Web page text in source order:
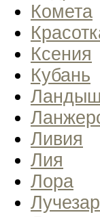
Комета
Ксения
Кубань
Ландыш
Ливия
Лия
Лора